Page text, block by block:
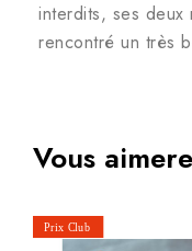
interdits, ses deux
rencontré un très
Vous